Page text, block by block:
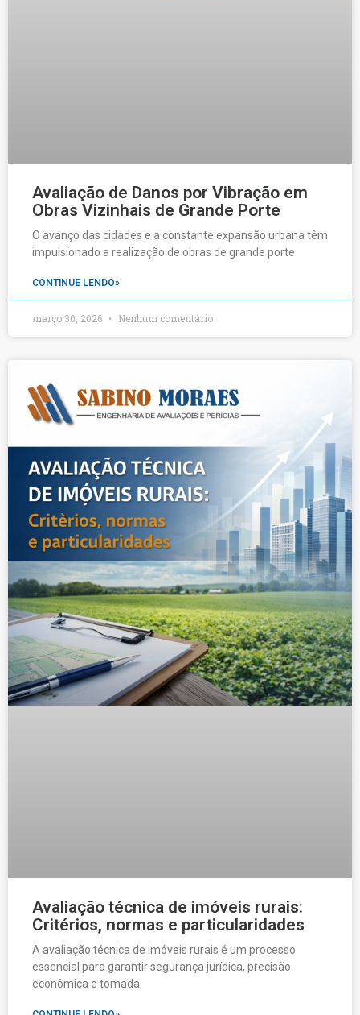
Avaliação de Danos por Vibração em
Obras Vizinhais de Grande Porte
O avanço das cidades e a constante expansão urbana têm
impulsionado a realização de obras de grande porte
CONTINUE LENDO»
março 30, 2026 Nenhum comentário
Avaliação técnica de imóveis rurais:
Critérios, normas e particularidades
A avaliação técnica de imóveis rurais é um processo
essencial para garantir segurança jurídica, precisão
econômica e tomada